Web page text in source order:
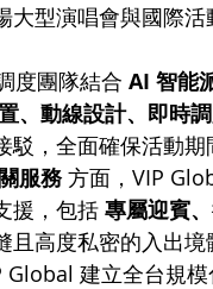
大型演唱會與國際
度團隊結合 AI 智能
、動線設計、即時
駁，全面確保活動
服務 方面，VIP
援，包括 專屬迎賓
且高度私密的入出境
Global 建立全台規